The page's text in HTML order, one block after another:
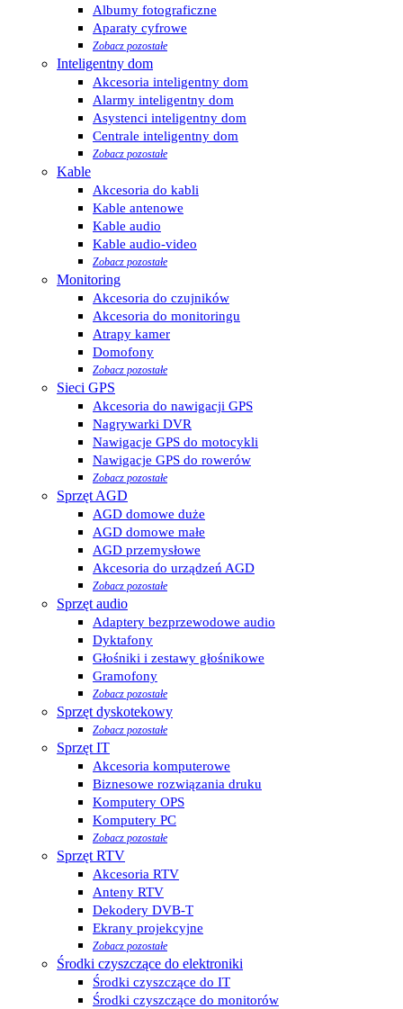
Albumy fotograficzne
Aparaty cyfrowe
Zobacz pozostałe
Inteligentny dom
Akcesoria inteligentny dom
Alarmy inteligentny dom
Asystenci inteligentny dom
Centrale inteligentny dom
Zobacz pozostałe
Kable
Akcesoria do kabli
Kable antenowe
Kable audio
Kable audio-video
Zobacz pozostałe
Monitoring
Akcesoria do czujników
Akcesoria do monitoringu
Atrapy kamer
Domofony
Zobacz pozostałe
Sieci GPS
Akcesoria do nawigacji GPS
Nagrywarki DVR
Nawigacje GPS do motocykli
Nawigacje GPS do rowerów
Zobacz pozostałe
Sprzęt AGD
AGD domowe duże
AGD domowe małe
AGD przemysłowe
Akcesoria do urządzeń AGD
Zobacz pozostałe
Sprzęt audio
Adaptery bezprzewodowe audio
Dyktafony
Głośniki i zestawy głośnikowe
Gramofony
Zobacz pozostałe
Sprzęt dyskotekowy
Zobacz pozostałe
Sprzęt IT
Akcesoria komputerowe
Biznesowe rozwiązania druku
Komputery OPS
Komputery PC
Zobacz pozostałe
Sprzęt RTV
Akcesoria RTV
Anteny RTV
Dekodery DVB-T
Ekrany projekcyjne
Zobacz pozostałe
Środki czyszczące do elektroniki
Środki czyszczące do IT
Środki czyszczące do monitorów